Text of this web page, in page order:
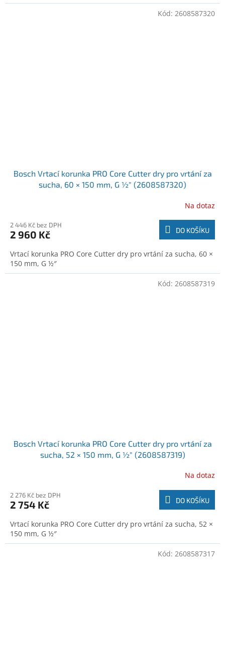
Bosch Vrtací korunka PRO Core Cutter dry pro vrtání za
sucha, 60 × 150 mm, G ½″ (2608587320)
Na dotaz
2 446 Kč bez DPH
2 960 Kč DO KOŠÍKU
Vrtací korunka PRO Core Cutter dry pro vrtání za sucha, 60 ×
150 mm, G ½″
Kód: 2608587320
Bosch Vrtací korunka PRO Core Cutter dry pro vrtání za
sucha, 52 × 150 mm, G ½″ (2608587319)
Na dotaz
2 276 Kč bez DPH
2 754 Kč DO KOŠÍKU
Vrtací korunka PRO Core Cutter dry pro vrtání za sucha, 52 ×
150 mm, G ½″
Kód: 2608587319
Kód: 2608587317